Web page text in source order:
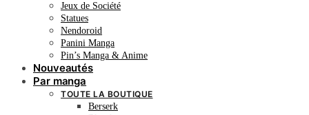
Jeux de Société
Statues
Nendoroid
Panini Manga
Pin’s Manga & Anime
Nouveautés
Par manga
TOUTE LA BOUTIQUE
Berserk